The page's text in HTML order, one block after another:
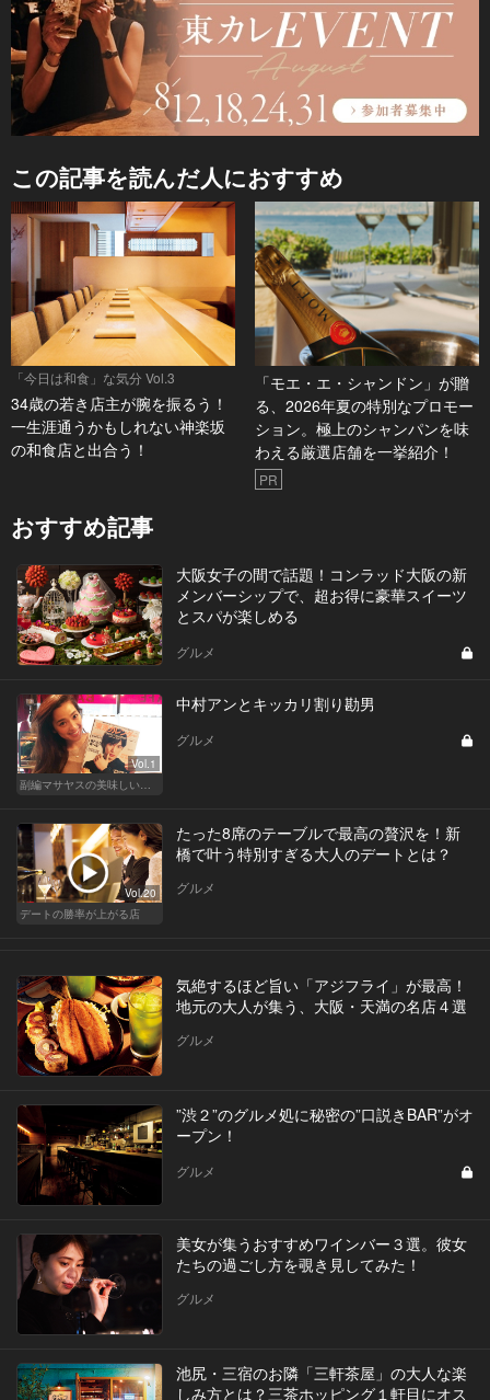
この記事を読んだ人におすすめ
「今日は和食」な気分 Vol.3
34歳の若き店主が腕を振るう！
一生涯通うかもしれない神楽坂
の和食店と出合う！
「モエ・エ・シャンドン」が贈
る、2026年夏の特別なプロモー
ション。極上のシャンパンを味
わえる厳選店舗を一挙紹介！
PR
おすすめ記事
大阪女子の間で話題！コンラッド大阪の新
メンバーシップで、超お得に豪華スイーツ
とスパが楽しめる
グルメ
Vol.1
副編マサヤスの美味しい出会い
中村アンとキッカリ割り勘男
グルメ
Vol.20
デートの勝率が上がる店
たった8席のテーブルで最高の贅沢を！新
橋で叶う特別すぎる大人のデートとは？
グルメ
気絶するほど旨い「アジフライ」が最高！
地元の大人が集う、大阪・天満の名店４選
グルメ
”渋２”のグルメ処に秘密の”口説きBAR”がオ
ープン！
グルメ
美女が集うおすすめワインバー３選。彼女
たちの過ごし方を覗き見してみた！
グルメ
池尻・三宿のお隣「三軒茶屋」の大人な楽
しみ方とは？三茶ホッピング１軒目にオス